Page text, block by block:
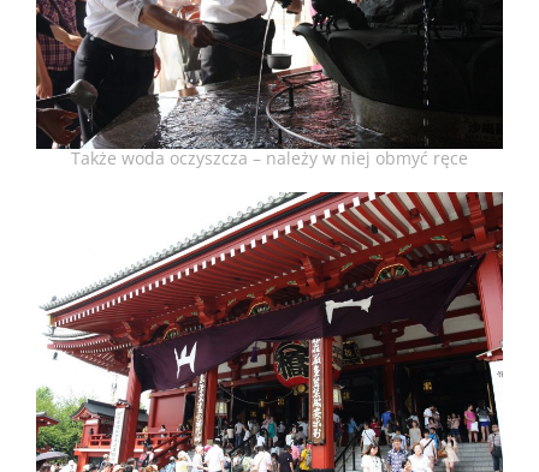
Także woda oczyszcza – należy w niej obmyć ręce